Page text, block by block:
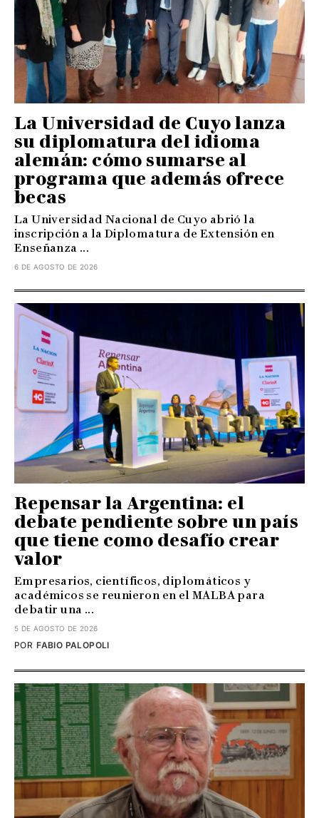
La Universidad de Cuyo lanza
su diplomatura del idioma
alemán: cómo sumarse al
programa que además ofrece
becas
La Universidad Nacional de Cuyo abrió la
inscripción a la Diplomatura de Extensión en
Enseñanza ...
6 DE AGOSTO DE 2026
Repensar la Argentina: el
debate pendiente sobre un país
que tiene como desafío crear
valor
Empresarios, científicos, diplomáticos y
académicos se reunieron en el MALBA para
debatir una ...
5 DE AGOSTO DE 2026
FABIO PALOPOLI
POR